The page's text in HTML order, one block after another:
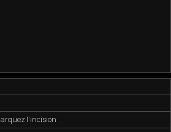
l’incision